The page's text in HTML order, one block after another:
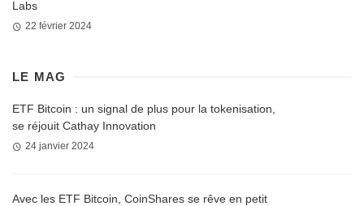
Labs
22 février 2024
LE MAG
ETF Bitcoin : un signal de plus pour la tokenisation,
se réjouit Cathay Innovation
24 janvier 2024
Avec les ETF Bitcoin, CoinShares se rêve en petit